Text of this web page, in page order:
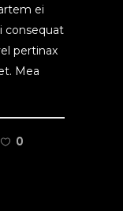
ei
consequat
pertinax
Mea
0